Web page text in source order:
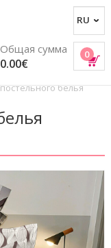
0
Общая сумма
0.00€
белья